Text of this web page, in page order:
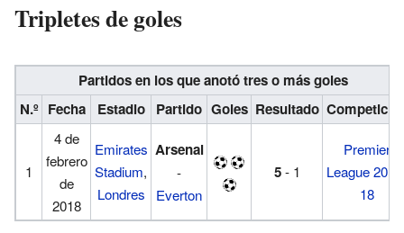
Tripletes de goles
Partidos en los que anotó tres o más goles
N.º Fecha Estadio Partido Goles Resultado
1
4 de
febrero
de
2018
Emirates
Stadium,
Londres
Arsenal
-
Everton
5- 1
Premier
League
18